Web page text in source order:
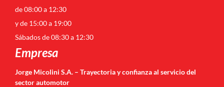
de 08:00 a 12:30
y de 15:00 a 19:00
Sábados de 08:30 a 12:30
Empresa
Jorge Micolini S.A. – Trayectoria y confianza al servicio del
sector automotor